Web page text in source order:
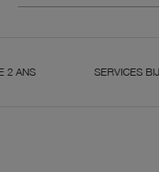
SERVICES